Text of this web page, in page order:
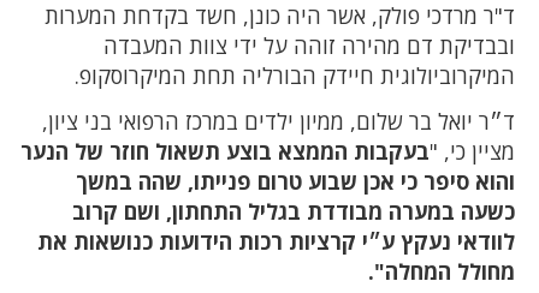
ד"ר מרדכי פולק, אשר היה כונן, חשד בקדחת המערות
ובבדיקת דם מהירה זוהה על ידי צוות המעבדה
המיקרוביולוגית חיידק הבורליה תחת המיקרוסקופ.
ד״ר יואל בר שלום, ממיון ילדים במרכז הרפואי בני ציון,
מציין כי, "בעקבות הממצא בוצע תשאול חוזר של הנער
והוא סיפר כי אכן שבוע טרום פנייתו, שהה במשך
כשעה במערה מבודדת בגליל התחתון, ושם קרוב
לוודאי נעקץ ע״י קרציות רכות הידועות כנושאות את
מחולל המחלה".